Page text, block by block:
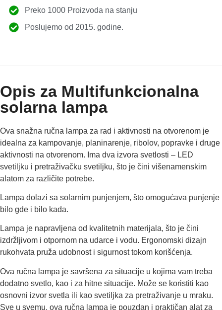
Preko 1000 Proizvoda na stanju
Poslujemo od 2015. godine.
Opis za Multifunkcionalna
solarna lampa
Ova snažna ručna lampa za rad i aktivnosti na otvorenom je
idealna za kampovanje, planinarenje, ribolov, popravke i druge
aktivnosti na otvorenom. Ima dva izvora svetlosti – LED
svetiljku i pretraživačku svetiljku, što je čini višenamenskim
alatom za različite potrebe.
Lampa dolazi sa solarnim punjenjem, što omogućava punjenje
bilo gde i bilo kada.
Lampa je napravljena od kvalitetnih materijala, što je čini
izdržljivom i otpornom na udarce i vodu. Ergonomski dizajn
rukohvata pruža udobnost i sigurnost tokom korišćenja.
Ova ručna lampa je savršena za situacije u kojima vam treba
dodatno svetlo, kao i za hitne situacije. Može se koristiti kao
osnovni izvor svetla ili kao svetiljka za pretraživanje u mraku.
Sve u svemu, ova ručna lampa je pouzdan i praktičan alat za